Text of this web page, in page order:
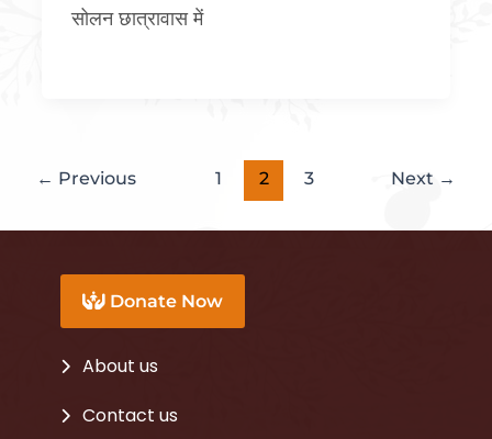
सोलन छात्रावास में
← Previous 1 2 3 Next →
Donate Now
About us
Contact us